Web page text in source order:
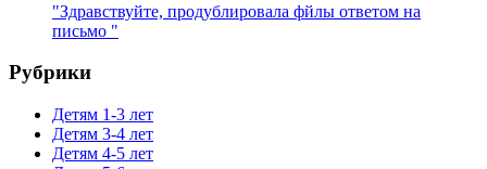
"Здравствуйте, продублировала фйлы ответом на
письмо "
Рубрики
Детям 1-3 лет
Детям 3-4 лет
Детям 4-5 лет